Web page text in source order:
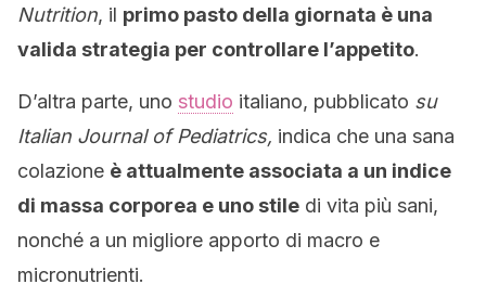
Nutrition, il primo pasto della giornata è una
valida strategia per controllare l’appetito.
D’altra parte, uno studio italiano, pubblicato su
Italian Journal of Pediatrics, indica che una sana
colazione è attualmente associata a un indice
di massa corporea e uno stile di vita più sani,
nonché a un migliore apporto di macro e
micronutrienti.